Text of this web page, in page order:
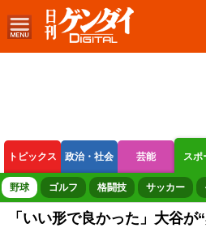
トピックス 政治・社会 芸能 スポ
ボートレース 競輪 オートレース
野球 ゴルフ 格闘技 サッカー
「いい形で良かった」大谷